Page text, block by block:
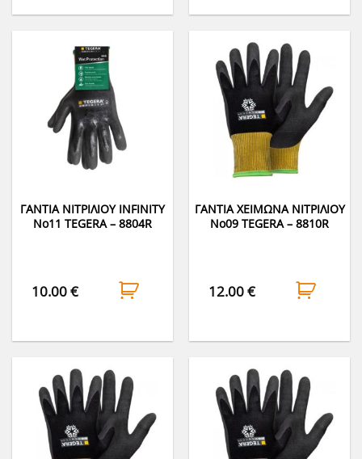
ΓΑΝΤΙΑ ΝΙΤΡΙΛΙΟΥ INFINITY
Νο11 TEGERA – 8804R
10.00€
ΓΑΝΤΙΑ ΧΕΙΜΩΝΑ ΝΙΤΡΙΛΙΟΥ
Νο09 TEGERA – 8810R
12.00€